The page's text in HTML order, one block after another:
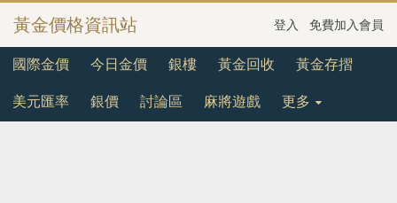
黃金價格資訊站 登入 免費加入會員
國際金價 今日金價 銀樓 黃金回收 黃金存摺
美元匯率 銀價 討論區 麻將遊戲 更多